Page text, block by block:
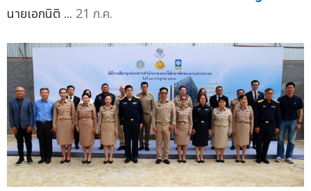
นายเอกนิติ ... 21 ก.ค.